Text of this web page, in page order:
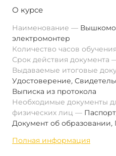
О курсе
Наименование
электромонтер
Количество часов обучения
Срок действия документа
Выдаваемые итоговые
Удостоверение,
Выписка из протокола
Необходимые документы
физических лиц
Паспорт
Документ об образовании,
Полная информация